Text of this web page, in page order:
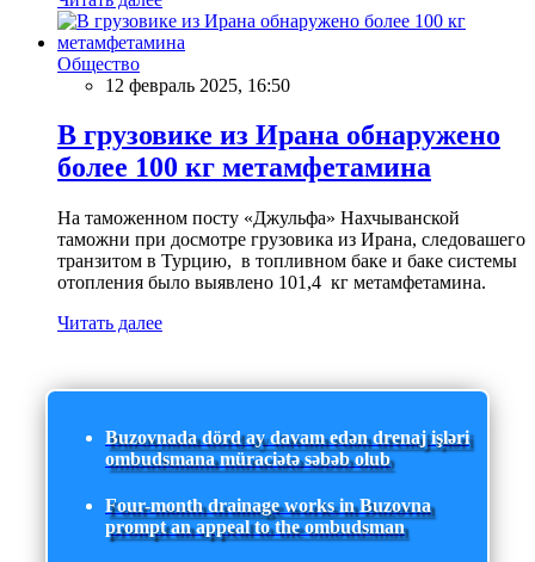
Общество
12 февраль 2025, 16:50
В грузовике из Ирана обнаружено
более 100 кг метамфетамина
На таможенном посту «Джульфа» Нахчыванской
таможни при досмотре грузовика из Ирана, следовашего
транзитом в Турцию, в топливном баке и баке системы
отопления было выявлено 101,4 кг метамфетамина.
Читать далее
Buzovnada dörd ay davam edən drenaj işləri
ombudsmana müraciətə səbəb olub
Four-month drainage works in Buzovna
prompt an appeal to the ombudsman